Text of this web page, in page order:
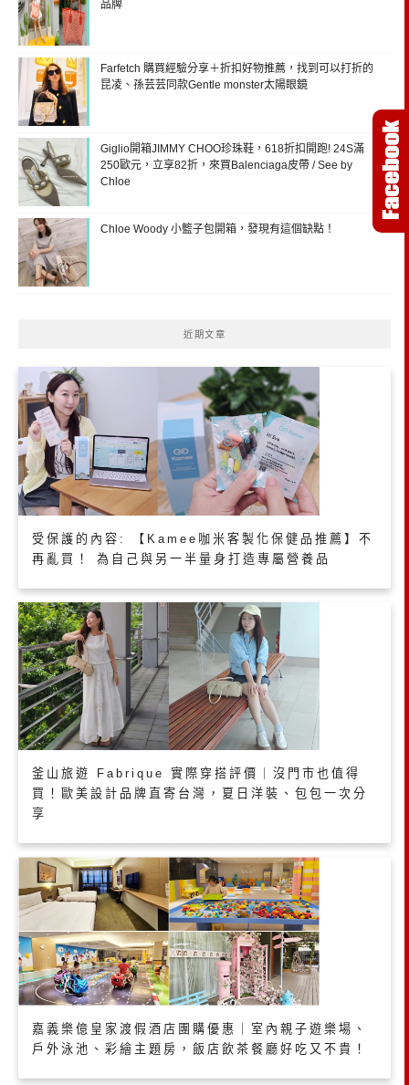
品牌
Farfetch 購買經驗分享＋折扣好物推薦，找到可以打折的
昆凌、孫芸芸同款Gentle monster太陽眼鏡
Giglio開箱JIMMY CHOO珍珠鞋，618折扣開跑! 24S滿
250歐元，立享82折，來買Balenciaga皮帶 / See by
Chloe
Chloe Woody 小籃子包開箱，發現有這個缺點！
近期文章
受保護的內容: 【Kamee咖米客製化保健品推薦】不
再亂買！ 為自己與另一半量身打造專屬營養品
釜山旅遊 Fabrique 實際穿搭評價｜沒門市也值得
買！歐美設計品牌直寄台灣，夏日洋裝、包包一次分
享
嘉義樂億皇家渡假酒店團購優惠｜室內親子遊樂場、
戶外泳池、彩繪主題房，飯店飲茶餐廳好吃又不貴！